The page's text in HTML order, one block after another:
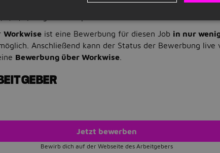
Sales - SDR / Kundenakquise / Beratung /
Workwise ist eine Bewerbung für diesen Job in nur
Anschließend kann der Status der Bewerbung live
Bewerbung über Workwise
Jetzt bewerben
Bewirb dich auf der Webseite des Arbeitgebers